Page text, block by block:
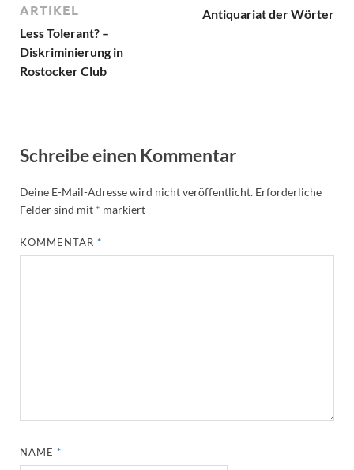
ARTIKEL
Less Tolerant? –
Diskriminierung in
Rostocker Club
Antiquariat der Wörter
Schreibe einen Kommentar
Deine E-Mail-Adresse wird nicht veröffentlicht. Erforderliche
Felder sind mit * markiert
KOMMENTAR*
NAME*